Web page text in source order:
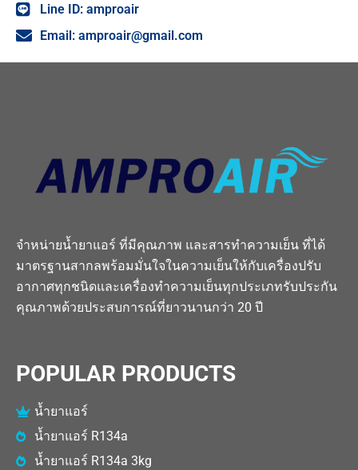
Line ID: amproair
Email: amproair@gmail.com
จำหน่ายน้ำยาแอร์ ที่มีคุณภาพ และสารทำความเย็น ที่ได้
มาตรฐานสากลพร้อมมั่นใจในความเย็นให้กับเครื่องปรับ
อากาศทุกชนิดและเครื่องทำความเย็นทุกประเภทรับประกัน
คุณภาพด้วยประสบการณ์ที่ยาวนานกว่า 20 ปี
POPULAR PRODUCTS
น้ำยาแอร์
น้ำยาแอร์ R134a
น้ำยาแอร์ R134a 3kg